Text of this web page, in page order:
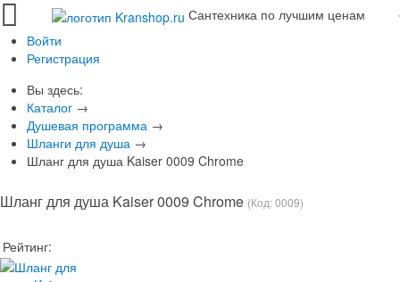
Сантехника по лучшим ценам
Войти
Регистрация
Вы здесь:
Каталог →
Душевая программа →
Шланги для душа →
Шланг для душа Kaiser 0009 Chrome
Шланг для душа Kaiser 0009 Chrome (Код:0009)
Рейтинг: